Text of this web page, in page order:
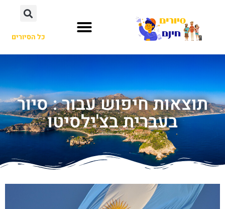
כל הסיורים
תוצאות חיפוש עבור : סיור
בעברית בצ'ילסיטו